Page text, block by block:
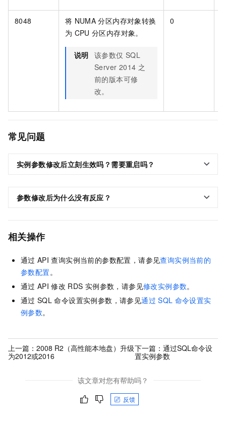
8048 将 NUMA 分区内存对象转换
为 CPU 分区内存对象。
说明 该参数仅 SQL
Server 2014 之
前的版本可修
改。
0
常见问题
实例参数修改后立刻生效吗？需要重启吗？
参数修改后为什么没有反应？
相关操作
通过 API 查询实例当前的参数配置，请参见查询实例当前的
参数配置。
通过 API 修改 RDS 实例参数，请参见修改实例参数。
通过 SQL 命令设置实例参数，请参见通过 SQL 命令设置实
例参数。
上一篇： 2008 R2（高性能本地盘）升级
为2012或2016
下一篇：通过SQL命令设
置实例参数
该文章对您有帮助吗？
反馈